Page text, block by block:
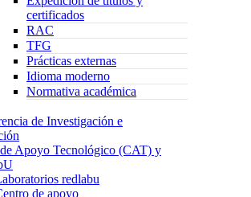
certificados
RAC
TFG
Prácticas externas
Idioma moderno
Normativa académica
de Investigación e
Apoyo Tecnológico (CAT) y
redlabu
de apoyo